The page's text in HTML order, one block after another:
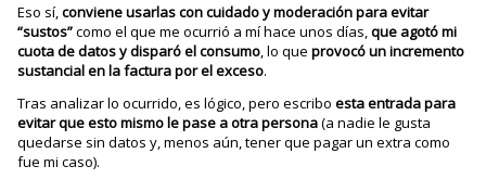
Eso sí,conviene usarlas con cuidado y moderación para evitar
“sustos”como el que me ocurrió a mí hace unos días,que agotó mi
cuota de datos y disparó el consumo, lo queprovocó un incremento
sustancial en la factura por el exceso.
Tras analizar lo ocurrido, es lógico, pero escriboesta entrada para
evitar que esto mismo le pase a otra persona(a nadie le gusta
quedarse sin datos y, menos aún, tener que pagar un extra como
fue mi caso).